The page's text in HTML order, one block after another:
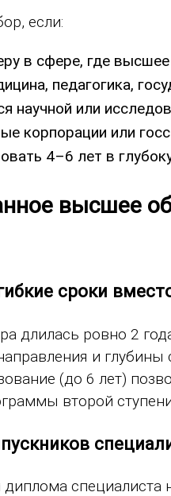
если:
в сфере, где
педагогика,
научной или
корпорации или
4–6 лет в
высшее
сроки
длилась ровно 2
и
(до 6 лет)
второй
специалиста